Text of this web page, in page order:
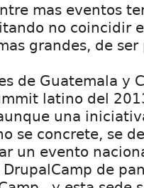
mas eventos
no coincidir
grandes, de
de Guatemala y
latino del
una
se concrete, se
un evento
de